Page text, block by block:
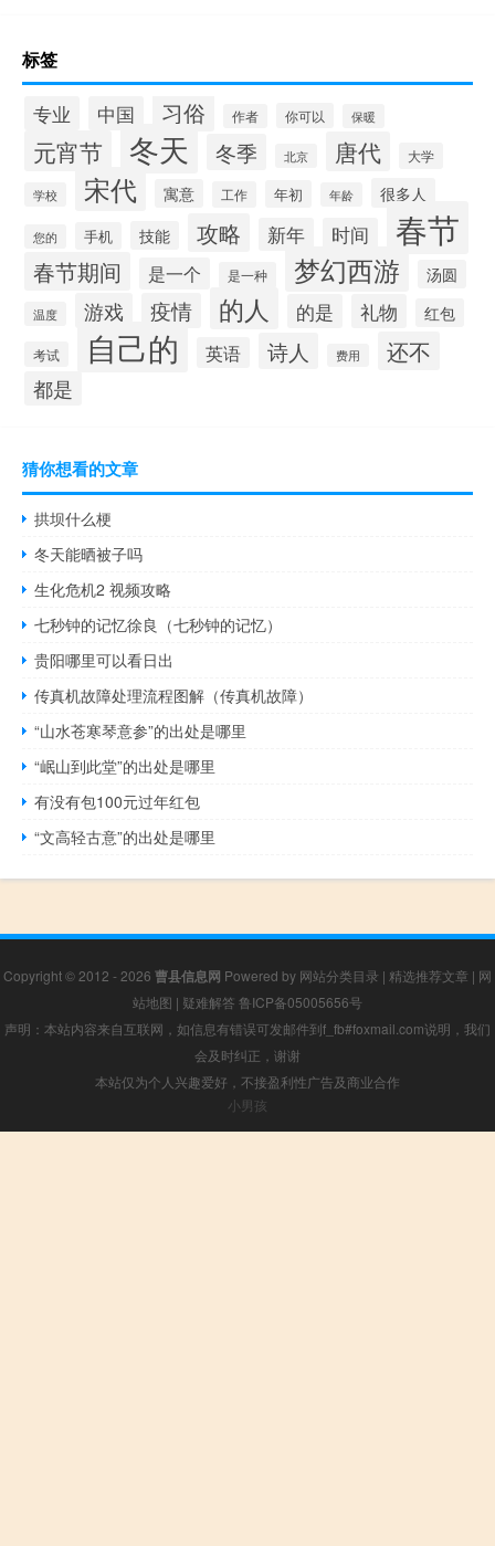
标签
专业 中国 习俗 作者 你可以 保暖
元宵节 冬天 冬季 北京 唐代 大学
学校 宋代 寓意 工作 年初 年龄 很多人
您的 手机 技能 攻略 新年 时间 春节
春节期间 是一个 是一种 梦幻西游 汤圆
温度 游戏 疫情 的人 的是 礼物 红包
考试 自己的 英语 诗人 费用 还不
都是
猜你想看的文章
拱坝什么梗
冬天能晒被子吗
生化危机2 视频攻略
七秒钟的记忆徐良（七秒钟的记忆）
贵阳哪里可以看日出
传真机故障处理流程图解（传真机故障）
“山水苍寒琴意参”的出处是哪里
“岷山到此堂”的出处是哪里
有没有包100元过年红包
“文高轻古意”的出处是哪里
Copyright © 2012 - 2026 曹县信息网 Powered by 网站分类目录 | 精选推荐文章 | 网
站地图 | 疑难解答 鲁ICP备05005656号
声明：本站内容来自互联网，如信息有错误可发邮件到f_fb#foxmail.com说明，我们
会及时纠正，谢谢
本站仅为个人兴趣爱好，不接盈利性广告及商业合作
小男孩